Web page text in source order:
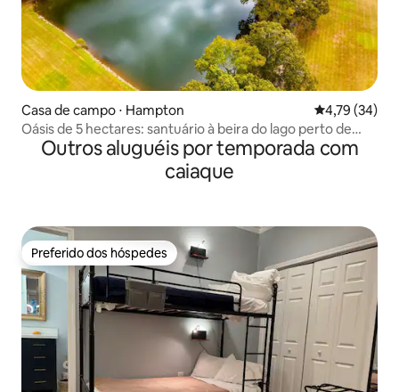
Casa de campo ⋅ Hampton 4,79 de uma
4,79 (34)
Oásis de 5 hectares: santuário à beira do lago perto de
Atlanta
Outros aluguéis por temporada com
caiaque
Preferido dos hóspedes
Preferido dos hóspedes